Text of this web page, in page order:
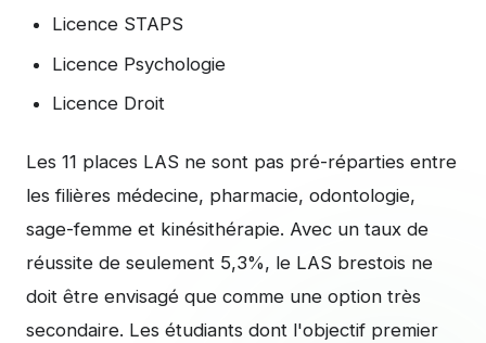
Licence STAPS
Licence Psychologie
Licence Droit
Les 11 places LAS ne sont pas pré-réparties entre
les filières médecine, pharmacie, odontologie,
sage-femme et kinésithérapie. Avec un taux de
réussite de seulement 5,3%, le LAS brestois ne
doit être envisagé que comme une option très
secondaire. Les étudiants dont l'objectif premier